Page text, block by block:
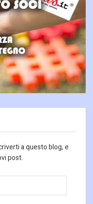
a questo blog, e
post.